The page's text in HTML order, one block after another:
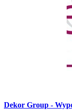
Dekor Group -